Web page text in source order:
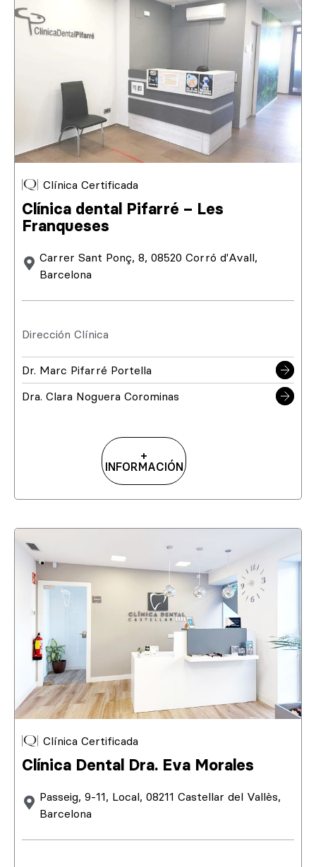
Clínica Certificada
Clínica dental Pifarré – Les
Franqueses
Carrer Sant Ponç, 8, 08520 Corró d'Avall,
Barcelona
Dirección Clínica
Dr. Marc Pifarré Portella
Dra. Clara Noguera Corominas
+
INFORMACIÓN
Clínica Certificada
Clínica Dental Dra. Eva Morales
Passeig, 9-11, Local, 08211 Castellar del Vallès,
Barcelona